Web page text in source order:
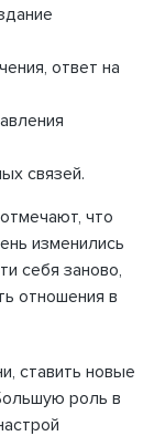
ответ на
связей.
что
изменились
себя заново,
отношения в
ставить новые
роль в